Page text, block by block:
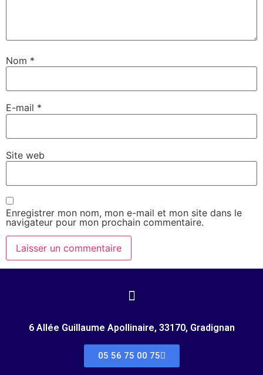
Nom *
E-mail *
Site web
Enregistrer mon nom, mon e-mail et mon site dans le
navigateur pour mon prochain commentaire.
6 Allée Guillaume Apollinaire, 33170, Gradignan
05 56 75 00 75